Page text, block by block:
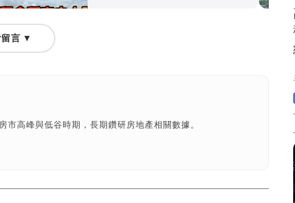
留言 ▼
高峰與低谷時期，長期鑽研房地產相關數據。